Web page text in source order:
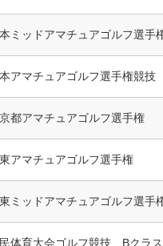
ミッドアマチュアゴルフ選手
アマチュアゴルフ選手権競技
都アマチュアゴルフ選手権
アマチュアゴルフ選手権
ミッドアマチュアゴルフ選手
体育大会ゴルフ競技 Bクラス